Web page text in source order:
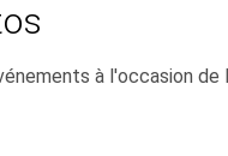
à l'occasion de